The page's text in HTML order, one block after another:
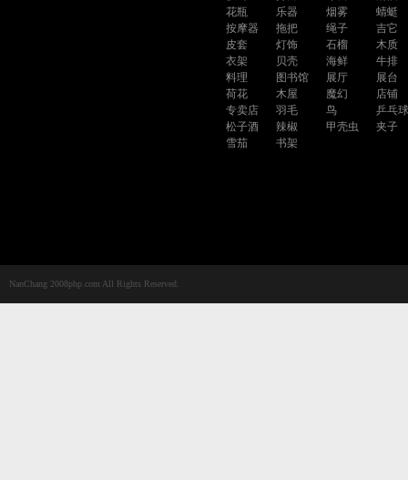
花瓶
乐器 烟雾
蜻蜓
按摩器
拖把 绳子
吉它
皮套
灯饰 石榴
木质
衣架
贝壳 海鲜
牛排
料理
图书馆 展厅
展台
荷花
木屋 魔幻
店铺
专卖店
羽毛 鸟
乒乓球
松子酒
辣椒 甲壳虫
夹子
雪茄
书架
NanChang 2008php.com All Rights Reserved.